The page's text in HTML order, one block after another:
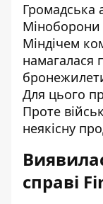
Громадська
Міноборони
Міндічем
намагалася
Для цього
Проте
неякісну
справі